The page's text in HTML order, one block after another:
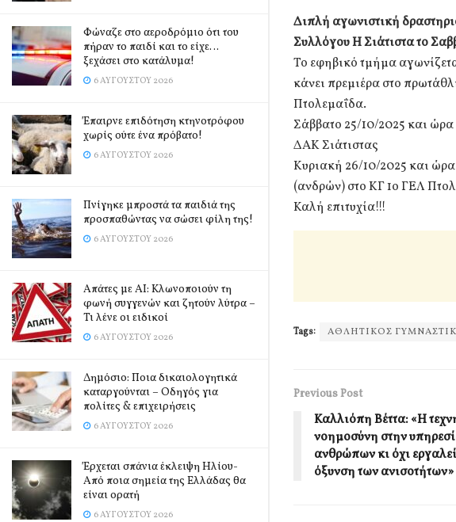
Φώναζε στο αεροδρόμιο ότι του
πήραν το παιδί και το είχε…
ξεχάσει στο κατάλυμα!
6 ΑΥΓΟΎΣΤΟΥ 2026
Έπαιρνε επιδότηση κτηνοτρόφου
χωρίς ούτε ένα πρόβατο!
6 ΑΥΓΟΎΣΤΟΥ 2026
Πνίγηκε μπροστά τα παιδιά της
προσπαθώντας να σώσει φίλη της!
6 ΑΥΓΟΎΣΤΟΥ 2026
Απάτες με AI: Κλωνοποιούν τη
φωνή συγγενών και ζητούν λύτρα –
Τι λένε οι ειδικοί
6 ΑΥΓΟΎΣΤΟΥ 2026
Δημόσιο: Ποια δικαιολογητικά
καταργούνται – Οδηγός για
πολίτες & επιχειρήσεις
6 ΑΥΓΟΎΣΤΟΥ 2026
Έρχεται σπάνια έκλειψη Ηλίου-
Από ποια σημεία της Ελλάδας θα
είναι ορατή
6 ΑΥΓΟΎΣΤΟΥ 2026
Διπλή αγωνιστική
Συλλόγου Η Σιάτιστα το
Το εφηβικό τμήμα
κάνει πρεμιέρα στο
Πτολεμαΐδα.
Σάββατο 25/10/2025 και
ΔΑΚ Σιάτιστας
Κυριακή 26/10/2025 και
(ανδρών) στο ΚΓ 1ο ΓΕΛ
Καλή επιτυχία!!!
Tags: ΑΘΛΗΤΙΚΟΣ
Previous Post
Καλλιόπη Βέττα: «Η
νοημοσύνη στην
ανθρώπων κι όχι
όξυνση των ανισοτήτων»